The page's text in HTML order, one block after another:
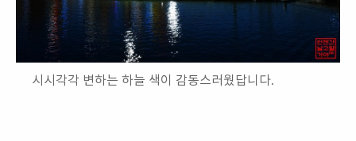
시시각각 변하는 하늘 색이 감동스러웠답니다.